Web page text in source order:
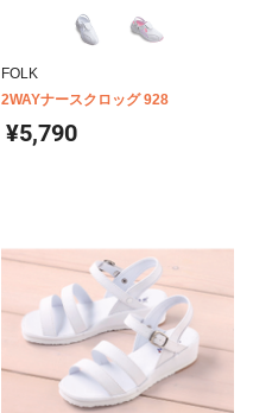
FOLK
2WAYナースクロッグ 928
¥5,790